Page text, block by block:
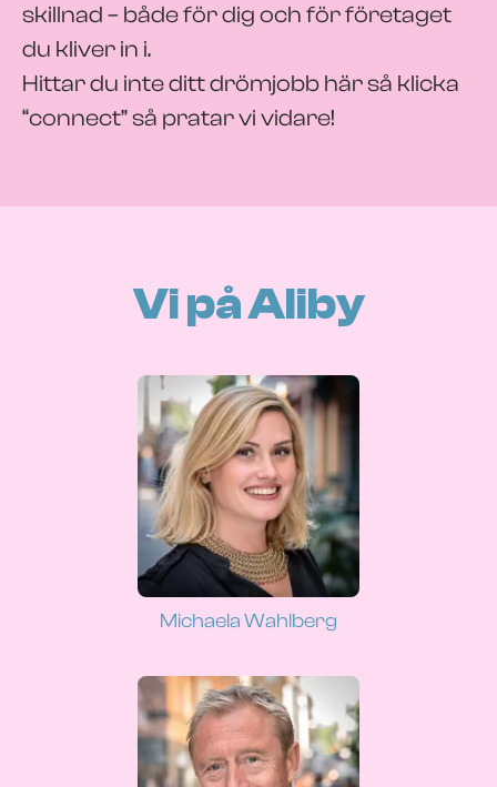
skillnad – både för dig och för företaget
du kliver in i.
Hittar du inte ditt drömjobb här så klicka
“connect” så pratar vi vidare!
Vi på Aliby
Michaela Wahlberg